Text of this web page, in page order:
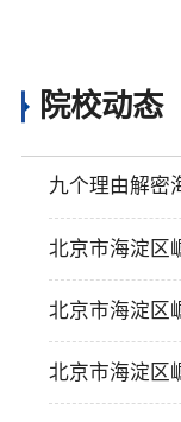
院校动态
九个理由解密
北京市海淀区
北京市海淀区
少？
北京市海淀区